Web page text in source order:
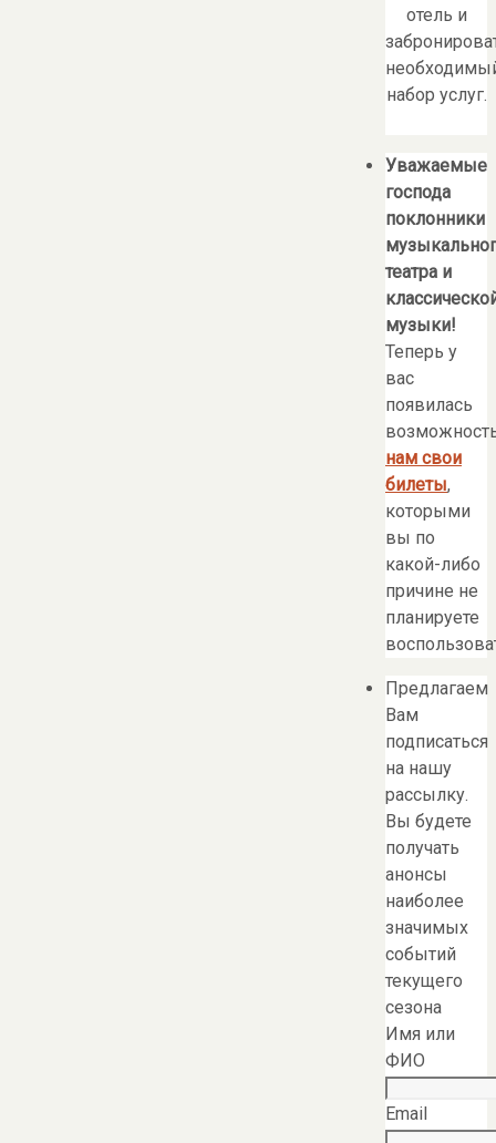
отель и
набор услуг.
Уважаемые
господа
поклонники
театра и
музыки!
Теперь у
вас
появилась
нам свои
билеты,
которыми
вы по
какой-либо
причине не
планируете
Предлагаем
Вам
подписаться
на нашу
рассылку.
Вы будете
получать
анонсы
наиболее
значимых
событий
текущего
сезона
Имя или
ФИО
Email